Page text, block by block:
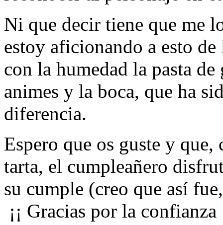
Ni que decir tiene que me
estoy aficionando a esto
con la humedad la pasta
animes y la boca, que ha
diferencia.
Espero que os guste y
tarta, el cumpleañero
su cumple (creo que así
¡¡ Gracias por la